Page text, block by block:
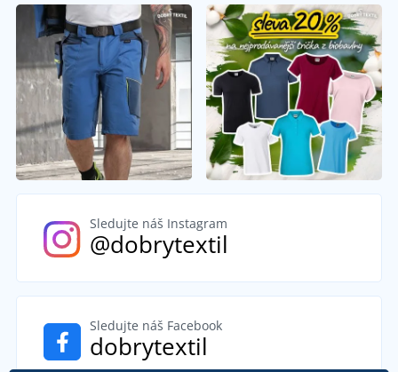
Sledujte náš Instagram
@dobrytextil
Sledujte náš Facebook
dobrytextil